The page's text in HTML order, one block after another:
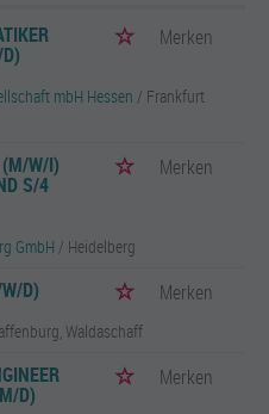
Merken
mbH Hessen / Frankfurt
(M/W/I)
S/4
Merken
GmbH / Heidelberg
D) Merken
Waldaschaff
D)
Merken